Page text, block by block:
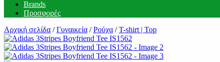
Brands
Προσφορές
Αρχική σελίδα / Γυναικεία / Ρούχα / T-shirt | Top